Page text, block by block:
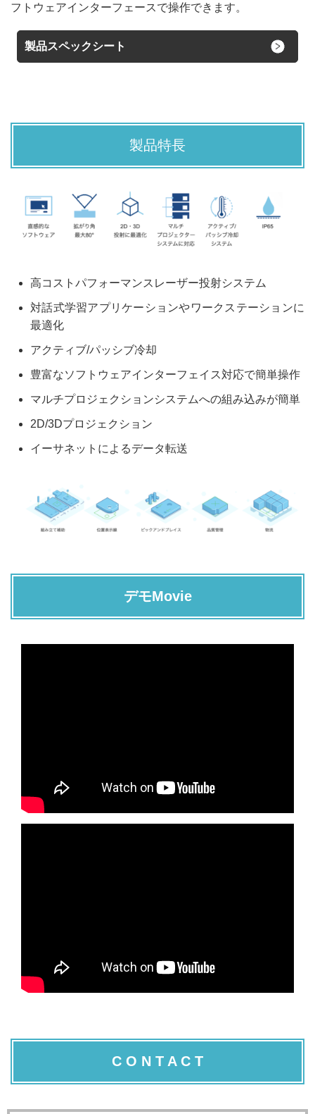
フトウェアインターフェースで操作できます。
製品スペックシート
製品特長
高コストパフォーマンスレーザー投射システム
対話式学習アプリケーションやワークステーションに
最適化
アクティブ/パッシブ冷却
豊富なソフトウェアインターフェイス対応で簡単操作
マルチプロジェクションシステムへの組み込みが簡単
2D/3Dプロジェクション
イーサネットによるデータ転送
デモMovie
C O N T A C T